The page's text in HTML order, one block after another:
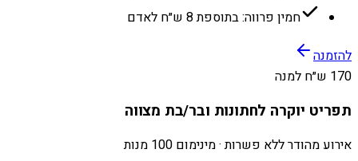
חמין פרווה: בתוספת 8 ש״ח לאדם
להזמנה
170 ש״ח למנה
תפריט יוקרה לחתונות ובר/בת מצווה
אירוע מהודר ללא פשרות · מינימום 100 מנות